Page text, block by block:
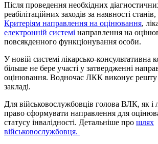
Після проведення необхідних
реабілітаційних заходів за наявності
Критеріям направлення на оцінювання,
електронній системі направлення на
повсякденного функціонування особи.
У новій системі лікарсько-консультативна
більше не бере участі у затвердженні
оцінювання. Водночас ЛКК виконує решту
закладі.
Для військовослужбовців голова ВЛК, як і
право сформувати направлення для
статусу інвалідності. Детальніше про шлях
військовослужбовця.